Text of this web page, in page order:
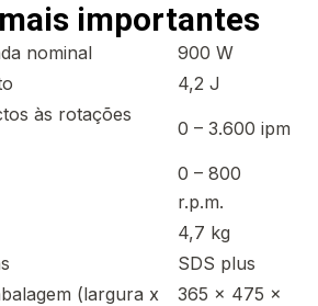
importantes
nominal
900 W
4,2 J
às rotações
0 – 3.600 ipm
0 – 800
r.p.m.
4,7 kg
SDS plus
(largura x
365 x 475 x